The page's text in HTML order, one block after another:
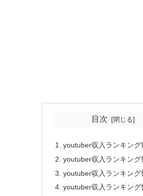
目次
youtuber収入ランキング
youtuber収入ランキング
youtuber収入ランキング
youtuber収入ランキング